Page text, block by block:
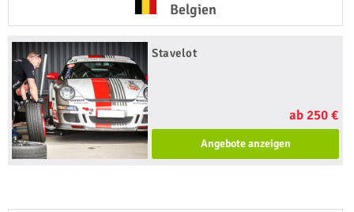
Belgien
Stavelot
ab 250 €
Angebote anzeigen